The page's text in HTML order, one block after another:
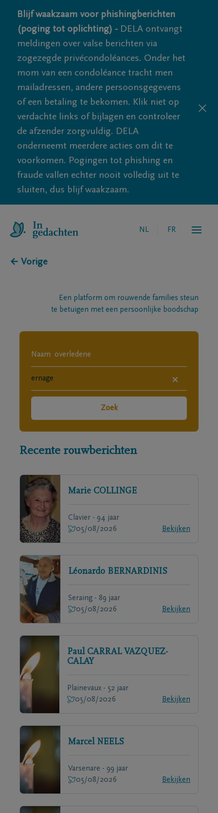
Blijf waakzaam voor phishingberichten
(poging tot oplichting) - DELA ontvangt
meldingen over valse berichten via
zogezegde privécondoléances. Onder het
mom van een condoléance tracht men
mailadressen, andere persoonsgegevens
of een betaling te bekomen. Klik niet op
verdachte links of bijlagen en controleer
de afzender zorgvuldig. DELA
onderneemt meerdere acties om dit te
voorkomen. Pogingen tot phishing en
fraude vallen echter nooit volledig uit te
sluiten, dus blijf waakzaam.
NL FR
← Vorige
Een platform om rouwende families steun
te betuigen met een persoonlijke boodschap
×
Zoek
Recente rouwberichten
Marie COLLINGE
Clavier - 94 jaar
05/08/2026
Bekijken
Léonardo BERNARDINIS
Seraing - 89 jaar
05/08/2026
Bekijken
Paul CARRAL VAZQUEZ-
CALAY
Plainevaux - 52 jaar
05/08/2026
Bekijken
Marcel NEELS
Varsenare - 99 jaar
05/08/2026
Bekijken